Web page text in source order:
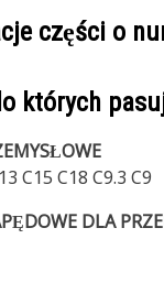
części o
których
C15 C18 C9.3 C9
DLA